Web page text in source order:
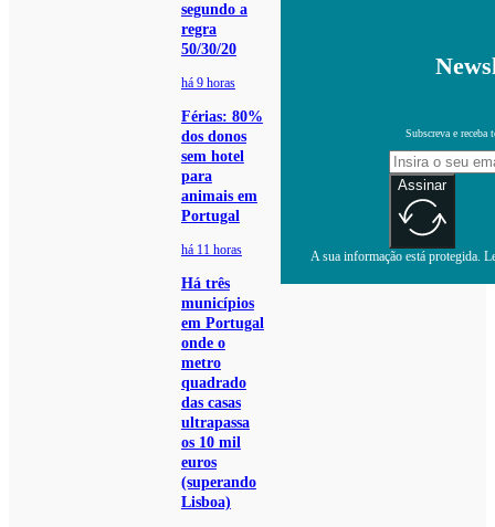
segundo a
regra
50/30/20
há 9 horas
Férias: 80%
dos donos
sem hotel
para
animais em
Portugal
há 11 horas
Há três
municípios
em Portugal
onde o
metro
quadrado
das casas
ultrapassa
os 10 mil
euros
(superando
Lisboa)
Subscreva e receba
Assinar
A sua informação está protegida.